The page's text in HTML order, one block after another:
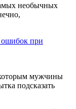
необычных
ошибок при
мужчины
подсказать